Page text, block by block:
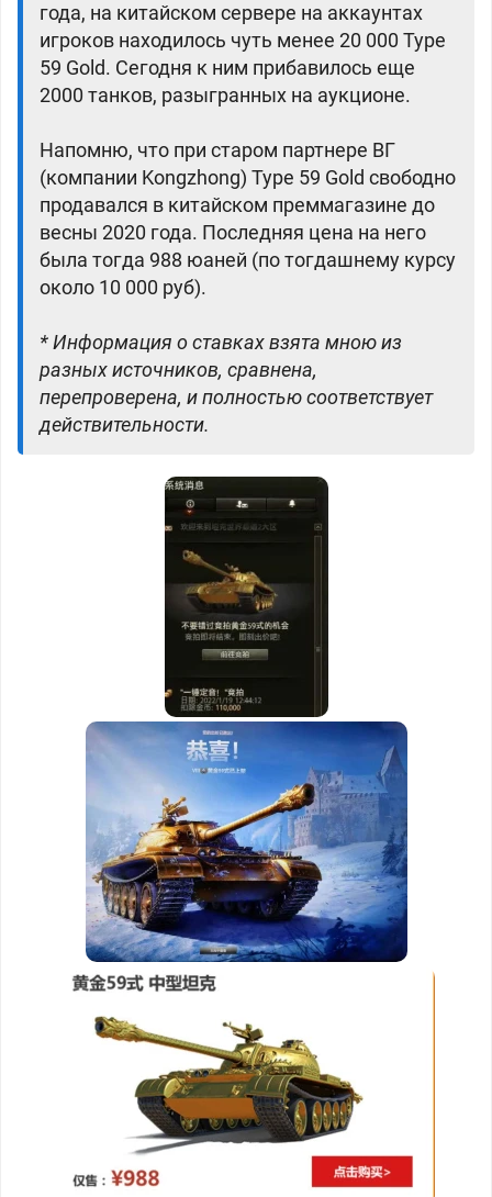
года, на китайском сервере на аккаунтах
игроков находилось чуть менее 20 000 Type
59 Gold. Сегодня к ним прибавилось еще
2000 танков, разыгранных на аукционе.
Напомню, что при старом партнере ВГ
(компании Kongzhong) Type 59 Gold свободно
продавался в китайском преммагазине до
весны 2020 года. Последняя цена на него
была тогда 988 юаней (по тогдашнему курсу
около 10 000 руб).
* Информация о ставках взята мною из
разных источников, сравнена,
перепроверена, и полностью соответствует
действительности.